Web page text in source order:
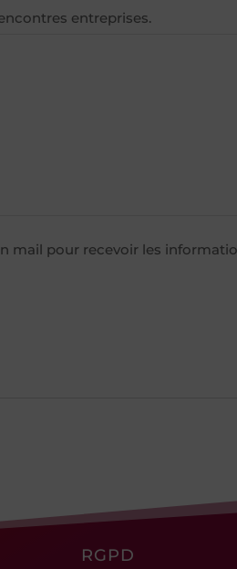
entreprises.
pour recevoir les
RGPD